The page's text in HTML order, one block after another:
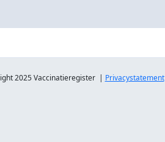
2025 Vaccinatieregister | Privacystatement